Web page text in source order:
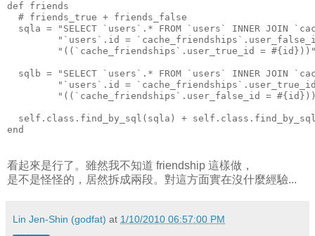
def friends
  # friends_true + friends_false
sqla = "SELECT `users`.* FROM `users` INNER JOIN
"`users`.id =
"((`cache_friendships`.user_true_id =
sqlb = "SELECT `users`.* FROM `users` INNER JOIN
"`users`.id =
"((`cache_friendships`.user_false_id =
self.class.find_by_sql(sqla) +
end
看起來是行了。雖然我不知道 friendship 這樣做，
是不是怪怪的，居然拆成兩段。對這方面實在沒什麼經驗...
Lin Jen-Shin (godfat) at 1/10/2010 06:57:00 PM